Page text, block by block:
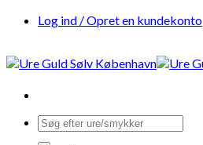
FortsætLog ind / Opret en kundekonto
Søg
efter: